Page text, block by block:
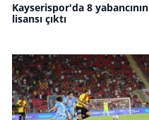
Kayserispor'da 8 yabancının
lisansı çıktı